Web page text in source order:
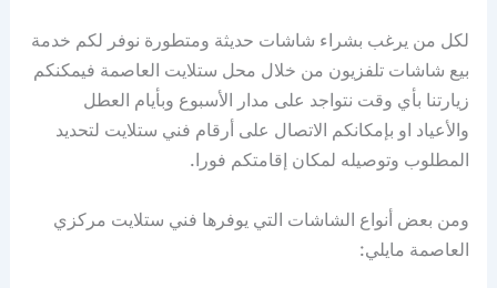
لكل من يرغب بشراء شاشات حديثة ومتطورة نوفر لكم خدمة
بيع شاشات تلفزيون من خلال محل ستلايت العاصمة فيمكنكم
زيارتنا بأي وقت نتواجد على مدار الأسبوع وبأيام العطل
والأعياد او بإمكانكم الاتصال على أرقام فني ستلايت لتحديد
المطلوب وتوصيله لمكان إقامتكم فورا.
ومن بعض أنواع الشاشات التي يوفرها فني ستلايت مركزي
العاصمة مايلي: